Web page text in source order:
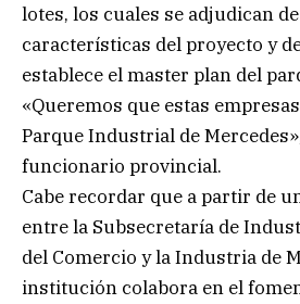
lotes, los cuales se adjudican
características del proyecto y
establece el master plan del
«Queremos que estas
Parque Industrial de
funcionario provincial.
Cabe recordar que a partir de
entre la Subsecretaría de
del Comercio y la Industria de
institución colabora en el